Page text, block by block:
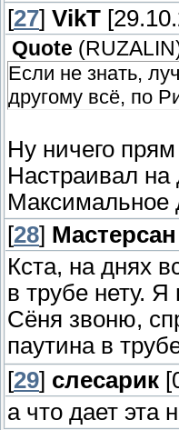
[27] VikT
Quote ( RUZALIN
Если не знать,
другому всё, по
Ну ничего
Настраивал
Максимальное
[28] Мастерсан
Кста, на днях
в трубе нету.
Сёня звоню,
паутина в
[29] слесарик
а что дает эта